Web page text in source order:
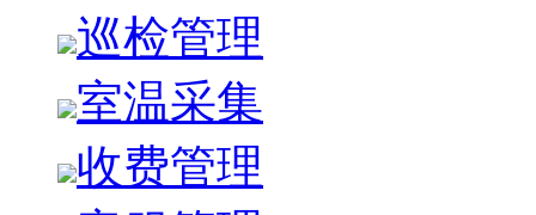
巡检管理
室温采集
收费管理